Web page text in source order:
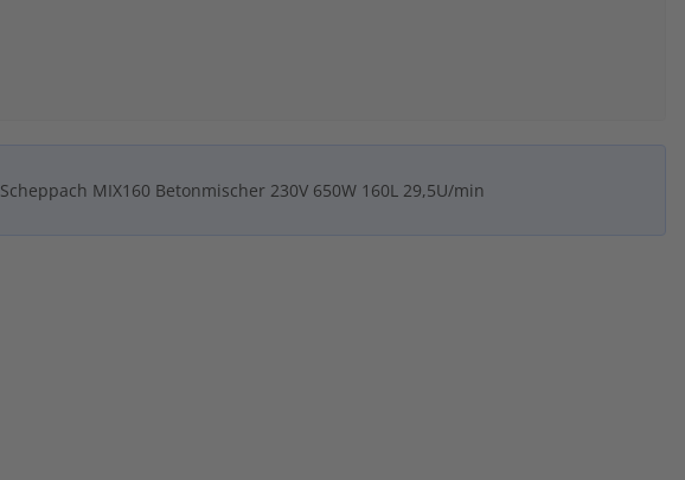
Scheppach MIX160 Betonmischer 230V 650W 160L 29,5U/min